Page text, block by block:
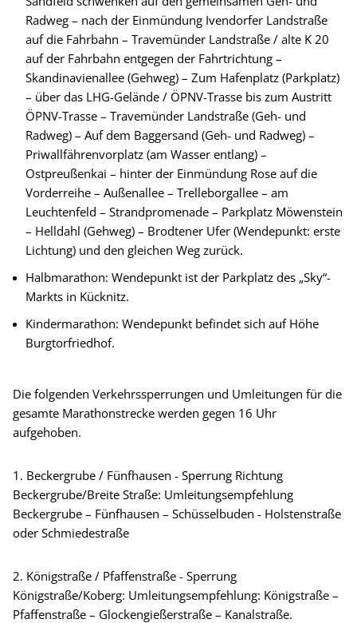
Radweg – nach der Einmündung Ivendorfer Landstraße
auf die Fahrbahn – Travemünder Landstraße / alte K 20
auf der Fahrbahn entgegen der Fahrtrichtung –
Skandinavienallee (Gehweg) – Zum Hafenplatz (Parkplatz)
– über das LHG-Gelände / ÖPNV-Trasse bis zum Austritt
ÖPNV-Trasse – Travemünder Landstraße (Geh- und
Radweg) – Auf dem Baggersand (Geh- und Radweg) –
Priwallfährenvorplatz (am Wasser entlang) –
Ostpreußenkai – hinter der Einmündung Rose auf die
Vorderreihe – Außenallee – Trelleborgallee – am
Leuchtenfeld – Strandpromenade – Parkplatz Möwenstein
– Helldahl (Gehweg) – Brodtener Ufer (Wendepunkt: erste
Lichtung) und den gleichen Weg zurück.
Halbmarathon: Wendepunkt ist der Parkplatz des „Sky“-
Markts in Kücknitz.
Kindermarathon: Wendepunkt befindet sich auf Höhe
Burgtorfriedhof.
Die folgenden Verkehrssperrungen und Umleitungen für die
gesamte Marathonstrecke werden gegen 16 Uhr
aufgehoben.
1. Beckergrube / Fünfhausen - Sperrung Richtung
Beckergrube/Breite Straße: Umleitungsempfehlung
Beckergrube – Fünfhausen – Schüsselbuden - Holstenstraße
oder Schmiedestraße
2. Königstraße / Pfaffenstraße - Sperrung
Königstraße/Koberg: Umleitungsempfehlung: Königstraße –
Pfaffenstraße – Glockengießerstraße – Kanalstraße.